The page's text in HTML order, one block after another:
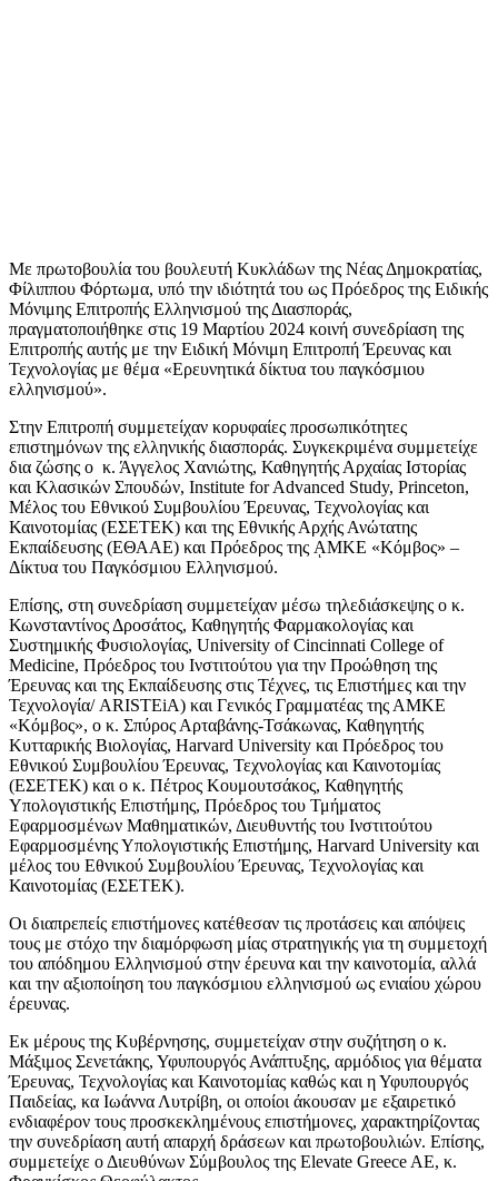
Με πρωτοβουλία του βουλευτή Κυκλάδων της Νέας Δημοκρατίας,
Φίλιππου Φόρτωμα, υπό την ιδιότητά του ως Πρόεδρος της Ειδικής
Μόνιμης Επιτροπής Ελληνισμού της Διασποράς,
πραγματοποιήθηκε στις 19 Μαρτίου 2024 κοινή συνεδρίαση της
Επιτροπής αυτής με την Ειδική Μόνιμη Επιτροπή Έρευνας και
Τεχνολογίας με θέμα «Ερευνητικά δίκτυα του παγκόσμιου
ελληνισμού».
Στην Επιτροπή συμμετείχαν κορυφαίες προσωπικότητες
επιστημόνων της ελληνικής διασποράς. Συγκεκριμένα συμμετείχε
δια ζώσης ο κ. Άγγελος Χανιώτης, Καθηγητής Αρχαίας Ιστορίας
και Κλασικών Σπουδών, Institute for Advanced Study, Princeton,
Μέλος του Εθνικού Συμβουλίου Έρευνας, Τεχνολογίας και
Καινοτομίας (ΕΣΕΤΕΚ) και της Εθνικής Αρχής Ανώτατης
Εκπαίδευσης (ΕΘΑΑΕ) και Πρόεδρος της ᾼΜΚΕ «Κόμβος» –
Δίκτυα του Παγκόσμιου Ελληνισμού.
Επίσης, στη συνεδρίαση συμμετείχαν μέσω τηλεδιάσκεψης ο κ.
Κωνσταντίνος Δροσάτος, Καθηγητής Φαρμακολογίας και
Συστημικής Φυσιολογίας, University of Cincinnati College of
Medicine, Πρόεδρος του Ινστιτούτου για την Προώθηση της
Έρευνας και της Εκπαίδευσης στις Τέχνες, τις Επιστήμες και την
Τεχνολογία/ ARISTEiA) και Γενικός Γραμματέας της ΑΜΚΕ
«Κόμβος», ο κ. Σπύρος Αρταβάνης-Τσάκωνας, Καθηγητής
Κυτταρικής Βιολογίας, Harvard University και Πρόεδρος του
Εθνικού Συμβουλίου Έρευνας, Τεχνολογίας και Καινοτομίας
(ΕΣΕΤΕΚ) και ο κ. Πέτρος Κουμουτσάκος, Καθηγητής
Υπολογιστικής Επιστήμης, Πρόεδρος του Τμήματος
Εφαρμοσμένων Μαθηματικών, Διευθυντής του Ινστιτούτου
Εφαρμοσμένης Υπολογιστικής Επιστήμης, Harvard University και
μέλος του Εθνικού Συμβουλίου Έρευνας, Τεχνολογίας και
Καινοτομίας (ΕΣΕΤΕΚ).
Οι διαπρεπείς επιστήμονες κατέθεσαν τις προτάσεις και απόψεις
τους με στόχο την διαμόρφωση μίας στρατηγικής για τη συμμετοχή
του απόδημου Ελληνισμού στην έρευνα και την καινοτομία, αλλά
και την αξιοποίηση του παγκόσμιου ελληνισμού ως ενιαίου χώρου
έρευνας.
Εκ μέρους της Κυβέρνησης, συμμετείχαν στην συζήτηση ο κ.
Μάξιμος Σενετάκης, Υφυπουργός Ανάπτυξης, αρμόδιος για θέματα
Έρευνας, Τεχνολογίας και Καινοτομίας καθώς και η Υφυπουργός
Παιδείας, κα Ιωάννα Λυτρίβη, οι οποίοι άκουσαν με εξαιρετικό
ενδιαφέρον τους προσκεκλημένους επιστήμονες, χαρακτηρίζοντας
την συνεδρίαση αυτή απαρχή δράσεων και πρωτοβουλιών. Επίσης,
συμμετείχε ο Διευθύνων Σύμβουλος της Elevate Greece AE, κ.